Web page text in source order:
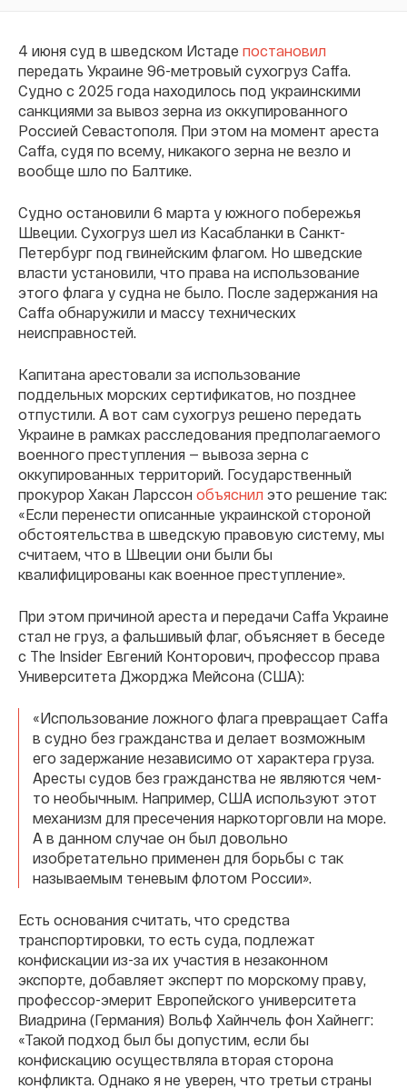
4 июня суд в шведском Истаде постановил
передать Украине 96-метровый сухогруз Caffa.
Судно с 2025 года находилось под украинскими
санкциями за вывоз зерна из оккупированного
Россией Севастополя. При этом на момент ареста
Caffa, судя по всему, никакого зерна не везло и
вообще шло по Балтике.
Судно остановили 6 марта у южного побережья
Швеции. Сухогруз шел из Касабланки в Санкт-
Петербург под гвинейским флагом. Но шведские
власти установили, что права на использование
этого флага у судна не было. После задержания на
Caffa обнаружили и массу технических
неисправностей.
Капитана арестовали за использование
поддельных морских сертификатов, но позднее
отпустили. А вот сам сухогруз решено передать
Украине в рамках расследования предполагаемого
военного преступления — вывоза зерна с
оккупированных территорий. Государственный
прокурор Хакан Ларссон объяснил это решение так:
«Если перенести описанные украинской стороной
обстоятельства в шведскую правовую систему, мы
считаем, что в Швеции они были бы
квалифицированы как военное преступление».
При этом причиной ареста и передачи Caffa Украине
стал не груз, а фальшивый флаг, объясняет в беседе
с The Insider Евгений Конторович, профессор права
Университета Джорджа Мейсона (США):
«Использование ложного флага превращает Caffa
в судно без гражданства и делает возможным
его задержание независимо от характера груза.
Аресты судов без гражданства не являются чем-
то необычным. Например, США используют этот
механизм для пресечения наркоторговли на море.
А в данном случае он был довольно
изобретательно применен для борьбы с так
называемым теневым флотом России».
Есть основания считать, что средства
транспортировки, то есть суда, подлежат
конфискации из-за их участия в незаконном
экспорте, добавляет эксперт по морскому праву,
профессор-эмерит Европейского университета
Виадрина (Германия) Вольф Хайнчель фон Хайнегг:
«Такой подход был бы допустим, если бы
конфискацию осуществляла вторая сторона
конфликта. Однако я не уверен, что третьи страны